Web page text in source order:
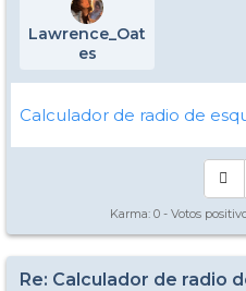
Lawrence_Oat
es
Calculador de radio de
Karma: 0 - Votos
Re: Calculador de radio